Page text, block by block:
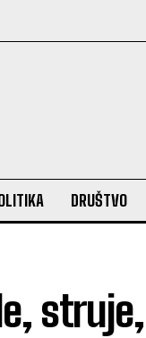
DRUŠTVO